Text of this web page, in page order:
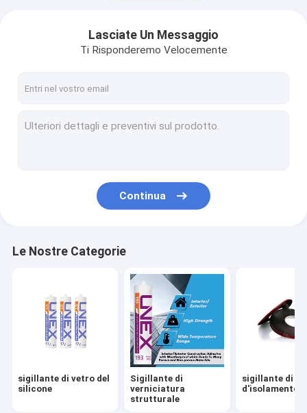
sigillante di vetro d'isolamento
Distanziatore della finestra di alluminio
Hardware di vetro
Pittura di vetro degli smalti
Sollevatore della tazza di aspirazione
Scaffali di vetro di stoccaggio
Lasciate Un Messaggio
Ti Risponderemo Velocemente
Continua
Le Nostre Categorie
sigillante di vetro del
silicone
Sigillante di
verniciatura
strutturale
sigillante di
d'isolamento